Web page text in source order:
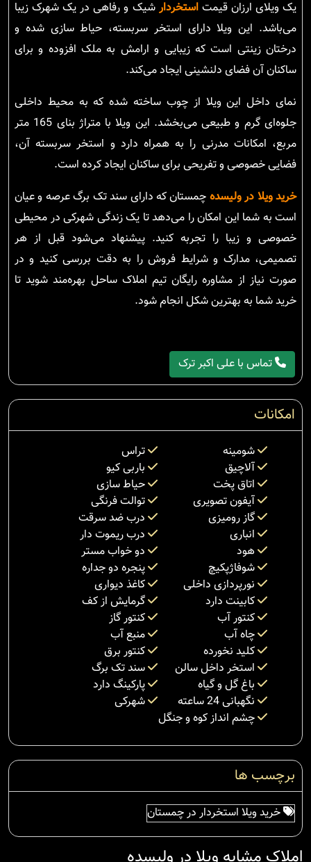
یک ویلای ارزان قیمتاستخردار شیک و رفاهی در یک شهرک زیبا
می‌باشد. این ویلا دارای استخر سربسته، حیاط سازی شده و
درختان زینتی است که زیبایی و ارامش به ملک افزوده و برای
ساکنان آن فضای دلنشینی ایجاد می‌کند.
نمای داخل این ویلا از چوب ساخته شده که به محیط داخلی
جلوه‌ای گرم و طبیعی می‌بخشد. این ویلا با متراژ بنای 165 متر
مربع، امکانات مدرنی را به همراه دارد و استخر سربسته آن،
فضایی خصوصی و تفریحی برای ساکنان ایجاد کرده است.
خرید ویلا در ولیسده چمستان که دارای سند تک برگ عرصه و عیان
است به شما این امکان را می‌دهد تا یک زندگی شهرکی در محیطی
خصوصی و زیبا را تجربه کنید. پیشنهاد می‌شود قبل از هر
تصمیمی، مدارک و شرایط فروش را به دقت بررسی کنید و در
صورت نیاز از مشاوره رایگان تیم املاک ساحل بهره‌مند شوید تا
خرید شما به بهترین شکل انجام شود.
تماس با علی اکبر ترک
امکانات
شومینه
تراس
آلاچیق
باربی کیو
اتاق پخت
حیاط سازی
آیفون تصویری
توالت فرنگی
گاز رومیزی
درب ضد سرقت
انباری
درب ریموت دار
هود
دو خواب مستر
شوفاژپکیچ
پنجره دو جداره
نورپردازی داخلی
کاغذ دیواری
کابینت دارد
گرمایش از کف
کنتور آب
کنتور گاز
چاه آب
منبع آب
کلید نخورده
کنتور برق
استخر داخل سالن
سند تک برگ
باغ گل و گیاه
پارکینگ دارد
نگهبانی 24 ساعته
شهرکی
چشم انداز کوه و جنگل
برچسب ها
خرید ویلا استخردار در چمستان